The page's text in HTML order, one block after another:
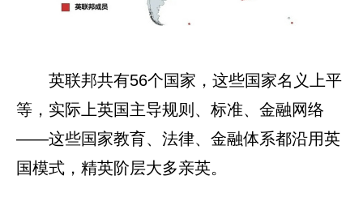
英联邦共有56个国家，这些国家名义上平
等，实际上英国主导规则、标准、金融网络
——这些国家教育、法律、金融体系都沿用英
国模式，精英阶层大多亲英。